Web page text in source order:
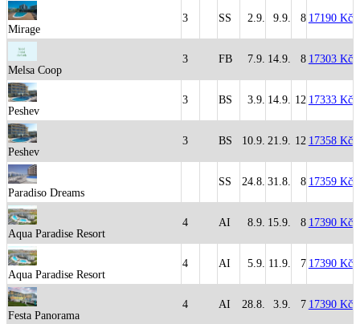
Mirage
3 SS 2.9. 9.9. 8 17190 Kč
Melsa Coop
3 FB 7.9. 14.9. 8 17303 Kč
Peshev
3 BS 3.9. 14.9. 12 17333 Kč
Peshev
3 BS 10.9. 21.9. 12 17358 Kč
Paradiso Dreams
SS 24.8. 31.8. 8 17359 Kč
Aqua Paradise Resort
4 AI 8.9. 15.9. 8 17390 Kč
Aqua Paradise Resort
4 AI 5.9. 11.9. 7 17390 Kč
Festa Panorama
4 AI 28.8. 3.9. 7 17390 Kč